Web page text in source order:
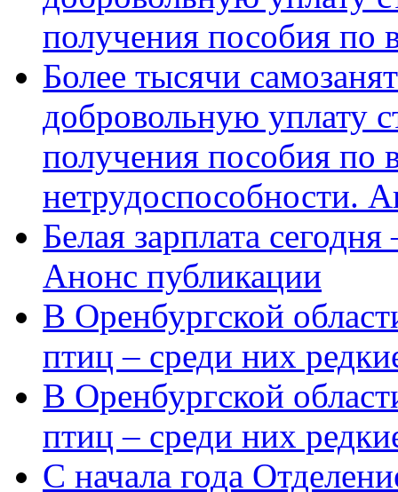
получения пособия по
Более тысячи
добровольную уплату
получения пособия по
нетрудоспособности.
Белая зарплата
Анонс публикации
В Оренбургской
птиц – среди них
В Оренбургской
птиц – среди них
С начала года